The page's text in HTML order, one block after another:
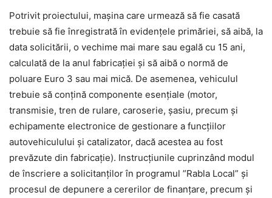
Potrivit proiectului, mașina care urmează să fie casată
trebuie să fie înregistrată în evidențele primăriei, să aibă, la
data solicitării, o vechime mai mare sau egală cu 15 ani,
calculată de la anul fabricației și să aibă o normă de
poluare Euro 3 sau mai mică. De asemenea, vehiculul
trebuie să conțină componente esențiale (motor,
transmisie, tren de rulare, caroserie, șasiu, precum și
echipamente electronice de gestionare a funcțiilor
autovehiculului și catalizator, dacă acestea au fost
prevăzute din fabricație). Instrucțiunile cuprinzând modul
de înscriere a solicitanților în programul ”Rabla Local” și
procesul de depunere a cererilor de finanțare, precum și